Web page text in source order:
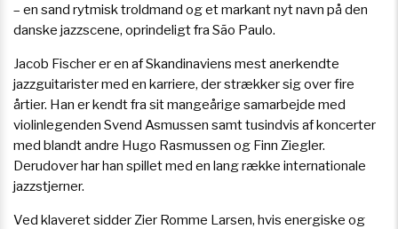
– en sand rytmisk troldmand og et markant nyt navn på den
danske jazzscene, oprindeligt fra São Paulo.
Jacob Fischer er en af Skandinaviens mest anerkendte
jazzguitarister med en karriere, der strækker sig over fire
årtier. Han er kendt fra sit mangeårige samarbejde med
violinlegenden Svend Asmussen samt tusindvis af koncerter
med blandt andre Hugo Rasmussen og Finn Ziegler.
Derudover har han spillet med en lang række internationale
jazzstjerner.
Ved klaveret sidder Zier Romme Larsen, hvis energiske og